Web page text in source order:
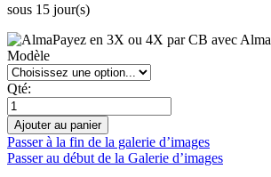
sous 15 jour(s)
Payez en 3X ou 4X par CB avec Alma
Modèle
Qté:
Ajouter au panier
Passer à la fin de la galerie d’images
Passer au début de la Galerie d’images